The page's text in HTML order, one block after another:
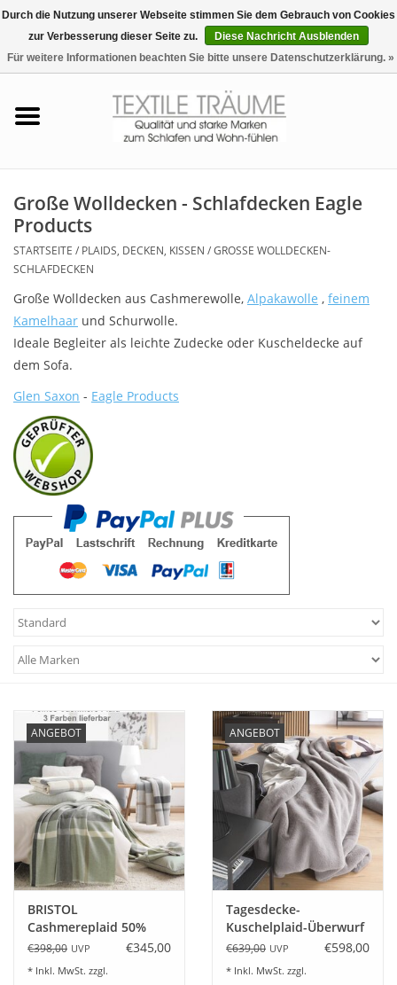
0 Artikel - €0,00
Tag & Nachtwäsche
Badezimmer & Sauna
Plaids, Decken, Kissen
Mode & Accessoires
Edles aus Cashmere
Tisch & Küche
Kinder
Accessoires Spa
Angebote
Info-Service
Geprüfter Webshop
Über uns
Große Wolldecken - Schlafdecken Eagle
Products
STARTSEITE / PLAIDS, DECKEN, KISSEN /GROSSE WOLLDECKEN-S
CHLAFDECKEN
Große Wolldecken aus Cashmerewolle, Alpakawolle , feinem
Kamelhaar und Schurwolle.
Ideale Begleiter als leichte Zudecke oder Kuscheldecke auf
dem Sofa.
Glen Saxon - Eagle Products
ANGEBOT
BRISTOL
Cashmereplaid 50%
Cashmere 50%
€398,00 UVP €345,00
* Inkl. MwSt. zzgl.
ANGEBOT
Tagesdecke-
Kuschelplaid-Überwurf
VERMONT 145x200 cm
€639,00 UVP €598,00
* Inkl. MwSt. zzgl.
Durch die Nutzung unserer Webseite stimmen Sie dem Gebrauch von Cookies
zur Verbesserung dieser Seite zu.
Diese Nachricht Ausblenden
Für weitere Informationen beachten Sie bitte unsere Datenschutzerklärung. »